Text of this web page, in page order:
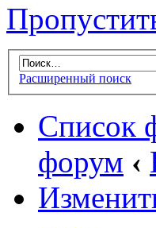
Расширенный поиск
Список
форум ‹